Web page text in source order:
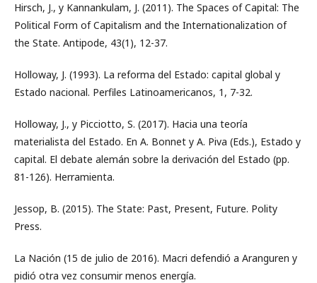
Hirsch, J., y Kannankulam, J. (2011). The Spaces of Capital: The
Political Form of Capitalism and the Internationalization of
the State. Antipode, 43(1), 12-37.
Holloway, J. (1993). La reforma del Estado: capital global y
Estado nacional. Perfiles Latinoamericanos, 1, 7-32.
Holloway, J., y Picciotto, S. (2017). Hacia una teoría
materialista del Estado. En A. Bonnet y A. Piva (Eds.), Estado y
capital. El debate alemán sobre la derivación del Estado (pp.
81-126). Herramienta.
Jessop, B. (2015). The State: Past, Present, Future. Polity
Press.
La Nación (15 de julio de 2016). Macri defendió a Aranguren y
pidió otra vez consumir menos energía.